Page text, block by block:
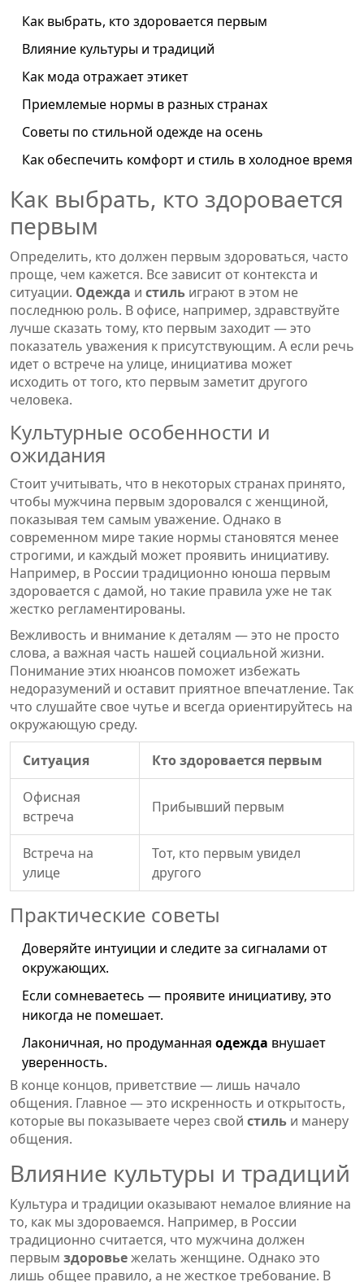
Как выбрать, кто здоровается первым
Влияние культуры и традиций
Как мода отражает этикет
Приемлемые нормы в разных странах
Советы по стильной одежде на осень
Как обеспечить комфорт и стиль в холодное время
Как выбрать, кто здоровается
первым
Определить, кто должен первым здороваться, часто
проще, чем кажется. Все зависит от контекста и
ситуации. Одежда и стиль играют в этом не
последнюю роль. В офисе, например, здравствуйте
лучше сказать тому, кто первым заходит — это
показатель уважения к присутствующим. А если речь
идет о встрече на улице, инициатива может
исходить от того, кто первым заметит другого
человека.
Культурные особенности и
ожидания
Стоит учитывать, что в некоторых странах принято,
чтобы мужчина первым здоровался с женщиной,
показывая тем самым уважение. Однако в
современном мире такие нормы становятся менее
строгими, и каждый может проявить инициативу.
Например, в России традиционно юноша первым
здоровается с дамой, но такие правила уже не так
жестко регламентированы.
Вежливость и внимание к деталям — это не просто
слова, а важная часть нашей социальной жизни.
Понимание этих нюансов поможет избежать
недоразумений и оставит приятное впечатление. Так
что слушайте свое чутье и всегда ориентируйтесь на
окружающую среду.
Ситуация
Кто здоровается первым
Офисная
встреча
Прибывший первым
Встреча на
улице
Тот, кто первым увидел
другого
Практические советы
Доверяйте интуиции и следите за сигналами от
окружающих.
Если сомневаетесь — проявите инициативу, это
никогда не помешает.
Лаконичная, но продуманная одежда внушает
уверенность.
В конце концов, приветствие — лишь начало
общения. Главное — это искренность и открытость,
которые вы показываете через свой стиль и манеру
общения.
Влияние культуры и традиций
Культура и традиции оказывают немалое влияние на
то, как мы здороваемся. Например, в России
традиционно считается, что мужчина должен
первым здоровьежелать женщине. Однако это
лишь общее правило, а не жесткое требование. В